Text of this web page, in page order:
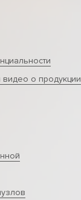
о продукции